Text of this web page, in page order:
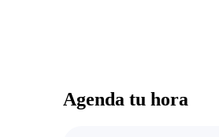
Agenda tu hora